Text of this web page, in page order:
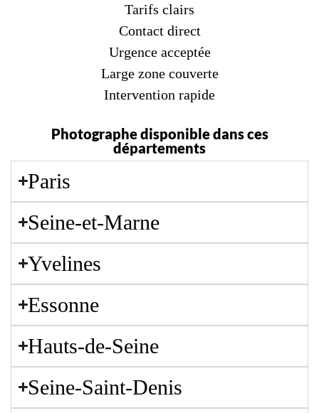
Tarifs clairs
Contact direct
Urgence acceptée
Large zone couverte
Intervention rapide
Photographe disponible dans ces
départements
Paris
Seine-et-Marne
Yvelines
Essonne
Hauts-de-Seine
Seine-Saint-Denis